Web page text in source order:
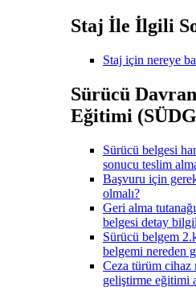
Staj İle İlgili
Staj için nereye
Sürücü
Eğitimi
Sürücü belgesi
sonucu teslim
Başvuru için
olmalı?
Geri alma
belgesi detay
Sürücü belgem
belgemi nereden
Ceza türüm cihaz
geliştirme eğitimi